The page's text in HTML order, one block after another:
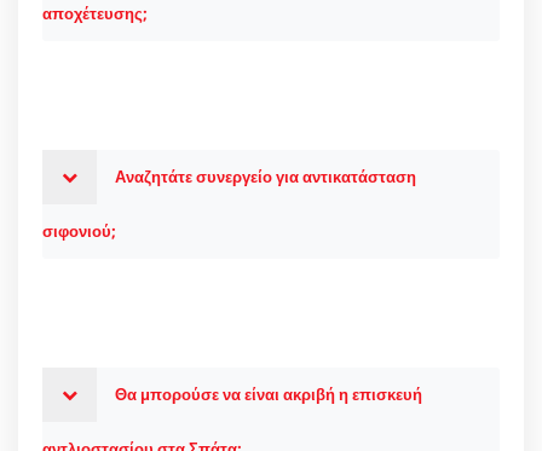
αποχέτευσης;
Αναζητάτε συνεργείο για αντικατάσταση
σιφονιού;
Θα μπορούσε να είναι ακριβή η επισκευή